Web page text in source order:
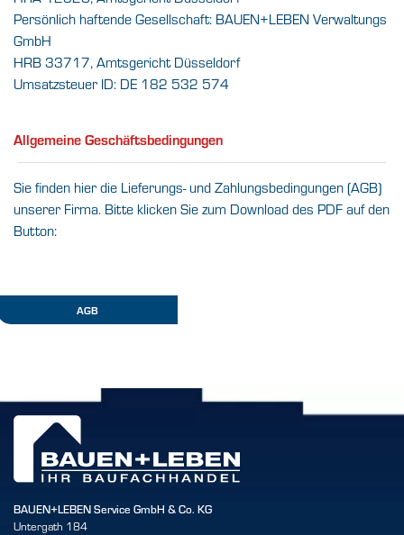
Persönlich haftende Gesellschaft: BAUEN+LEBEN Verwaltungs
GmbH
HRB 33717, Amtsgericht Düsseldorf
Umsatzsteuer ID: DE 182 532 574
Allgemeine Geschäftsbedingungen
Sie finden hier die Lieferungs- und Zahlungsbedingungen (AGB)
unserer Firma. Bitte klicken Sie zum Download des PDF auf den
Button:
AGB
BAUEN+LEBEN Service GmbH & Co. KG
Untergath 184